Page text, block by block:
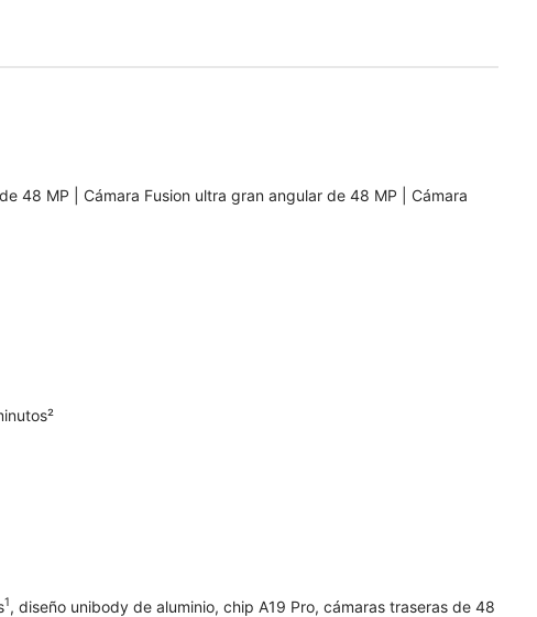
48 MP | Cámara Fusion ultra gran angular de 48 MP | Cámara
1, diseño unibody de aluminio, chip A19 Pro, cámaras traseras de 48